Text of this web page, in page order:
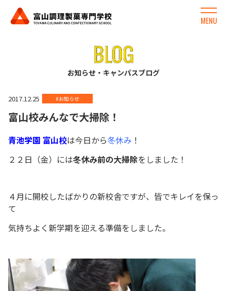
MENU
お知らせ・キャンパスブログ
2017.12.25 #お知らせ
富山校みんなで大掃除！
青池学園 富山校は今日から冬休み ！
２２日（金）には冬休み前の大掃除をしました！
４月に開校したばかりの新校舎ですが、皆でキレイを保っ
て
気持ちよく新学期を迎える準備をしました。